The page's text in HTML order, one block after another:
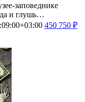
заповеднике
и глушь…
450 750 ₽